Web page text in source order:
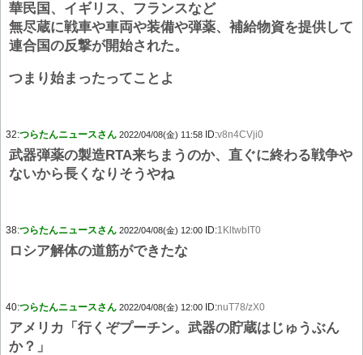
華民国、イギリス、フランスなど
無尽蔵に戦車や車両や装備や弾薬、補給物資を提供して
連合国の反撃が開始された。
つまり始まったってことよ
32:つらたんニュースさん 2022/04/08(金) 11:58 ID:v8n4CVji0
武器弾薬の製造RTA来ちまうのか、直ぐに終わる戦争や
ないから長くなりそうやね
38:つらたんニュースさん 2022/04/08(金) 12:00 ID:1KltwbIT0
ロシア解体の道筋ができたな
40:つらたんニュースさん 2022/04/08(金) 12:00 ID:nuT78/zX0
アメリカ「行くぞプーチン。武器の貯蔵はじゅうぶん
か？」